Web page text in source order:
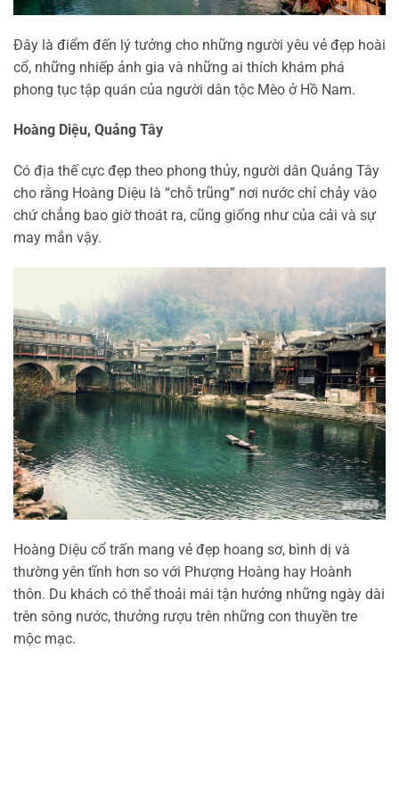
Đây là điểm đến lý tưởng cho những người yêu vẻ đẹp hoài
cổ, những nhiếp ảnh gia và những ai thích khám phá
phong tục tập quán của người dân tộc Mèo ở Hồ Nam.
Hoàng Diệu, Quảng Tây
Có địa thế cực đẹp theo phong thủy, người dân Quảng Tây
cho rằng Hoàng Diệu là “chỗ trũng” nơi nước chỉ chảy vào
chứ chẳng bao giờ thoát ra, cũng giống như của cải và sự
may mắn vậy.
Hoàng Diệu cổ trấn mang vẻ đẹp hoang sơ, bình dị và
thường yên tĩnh hơn so với Phượng Hoàng hay Hoành
thôn. Du khách có thể thoải mái tận hưởng những ngày dài
trên sông nước, thưởng rượu trên những con thuyền tre
mộc mạc.